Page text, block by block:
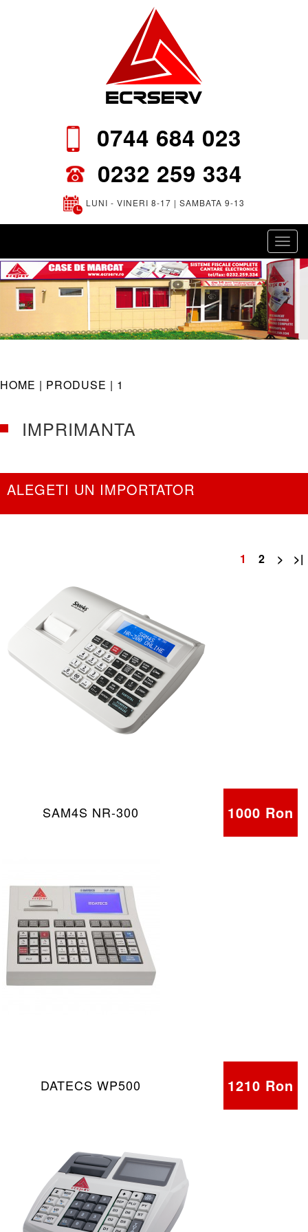
0744 684 023
0232 259 334
LUNI - VINERI 8-17 | SAMBATA 9-13
HOME | PRODUSE | 1
IMPRIMANTA
ALEGETI UN IMPORTATOR
1 2 > >|
SAM4S NR-300 1000 Ron
DATECS WP500 1210 Ron